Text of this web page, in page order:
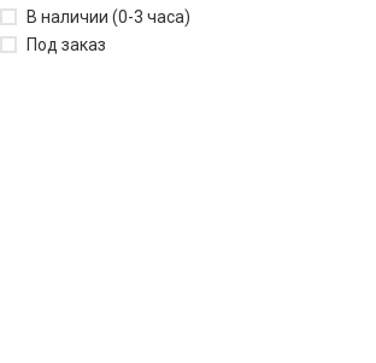
В наличии (0-3 часа)
Под заказ